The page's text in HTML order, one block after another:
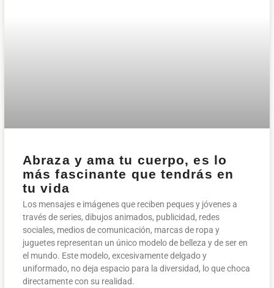
Abraza y ama tu cuerpo, es lo
más fascinante que tendrás en
tu vida
Los mensajes e imágenes que reciben peques y jóvenes a
través de series, dibujos animados, publicidad, redes
sociales, medios de comunicación, marcas de ropa y
juguetes representan un único modelo de belleza y de ser en
el mundo. Este modelo, excesivamente delgado y
uniformado, no deja espacio para la diversidad, lo que choca
directamente con su realidad.